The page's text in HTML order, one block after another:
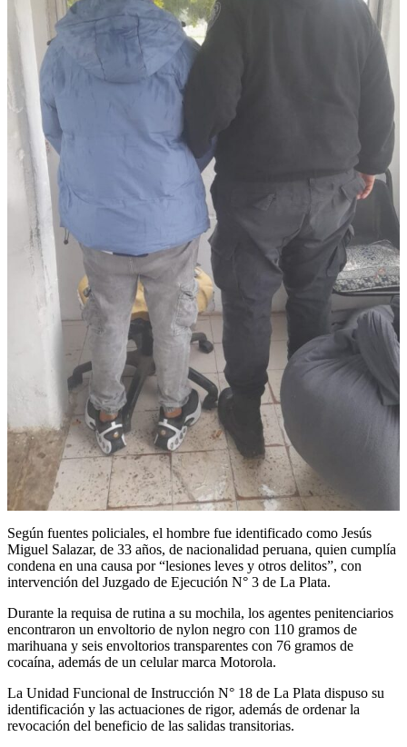
Según fuentes policiales, el hombre fue identificado como Jesús
Miguel Salazar, de 33 años, de nacionalidad peruana, quien cumplía
condena en una causa por “lesiones leves y otros delitos”, con
intervención del Juzgado de Ejecución N° 3 de La Plata.
Durante la requisa de rutina a su mochila, los agentes penitenciarios
encontraron un envoltorio de nylon negro con 110 gramos de
marihuana y seis envoltorios transparentes con 76 gramos de
cocaína, además de un celular marca Motorola.
La Unidad Funcional de Instrucción N° 18 de La Plata dispuso su
identificación y las actuaciones de rigor, además de ordenar la
revocación del beneficio de las salidas transitorias.